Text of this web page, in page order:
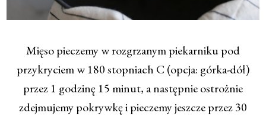
Mięso pieczemy w rozgrzanym piekarniku pod
przykryciem w 180 stopniach C (opcja: górka-dół)
przez 1 godzinę 15 minut, a następnie ostrożnie
zdejmujemy pokrywkę i pieczemy jeszcze przez 30